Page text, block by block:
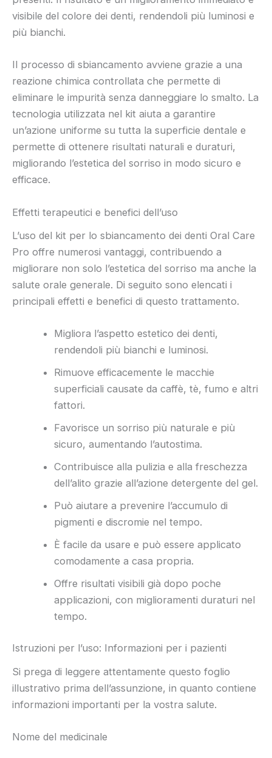
visibile del colore dei denti, rendendoli più luminosi e
più bianchi.
Il processo di sbiancamento avviene grazie a una
reazione chimica controllata che permette di
eliminare le impurità senza danneggiare lo smalto. La
tecnologia utilizzata nel kit aiuta a garantire
un’azione uniforme su tutta la superficie dentale e
permette di ottenere risultati naturali e duraturi,
migliorando l’estetica del sorriso in modo sicuro e
efficace.
Effetti terapeutici e benefici dell’uso
L’uso del kit per lo sbiancamento dei denti Oral Care
Pro offre numerosi vantaggi, contribuendo a
migliorare non solo l’estetica del sorriso ma anche la
salute orale generale. Di seguito sono elencati i
principali effetti e benefici di questo trattamento.
Migliora l’aspetto estetico dei denti,
rendendoli più bianchi e luminosi.
Rimuove efficacemente le macchie
superficiali causate da caffè, tè, fumo e altri
fattori.
Favorisce un sorriso più naturale e più
sicuro, aumentando l’autostima.
Contribuisce alla pulizia e alla freschezza
dell’alito grazie all’azione detergente del gel.
Può aiutare a prevenire l’accumulo di
pigmenti e discromie nel tempo.
È facile da usare e può essere applicato
comodamente a casa propria.
Offre risultati visibili già dopo poche
applicazioni, con miglioramenti duraturi nel
tempo.
Istruzioni per l’uso: Informazioni per i pazienti
Si prega di leggere attentamente questo foglio
illustrativo prima dell’assunzione, in quanto contiene
informazioni importanti per la vostra salute.
Nome del medicinale